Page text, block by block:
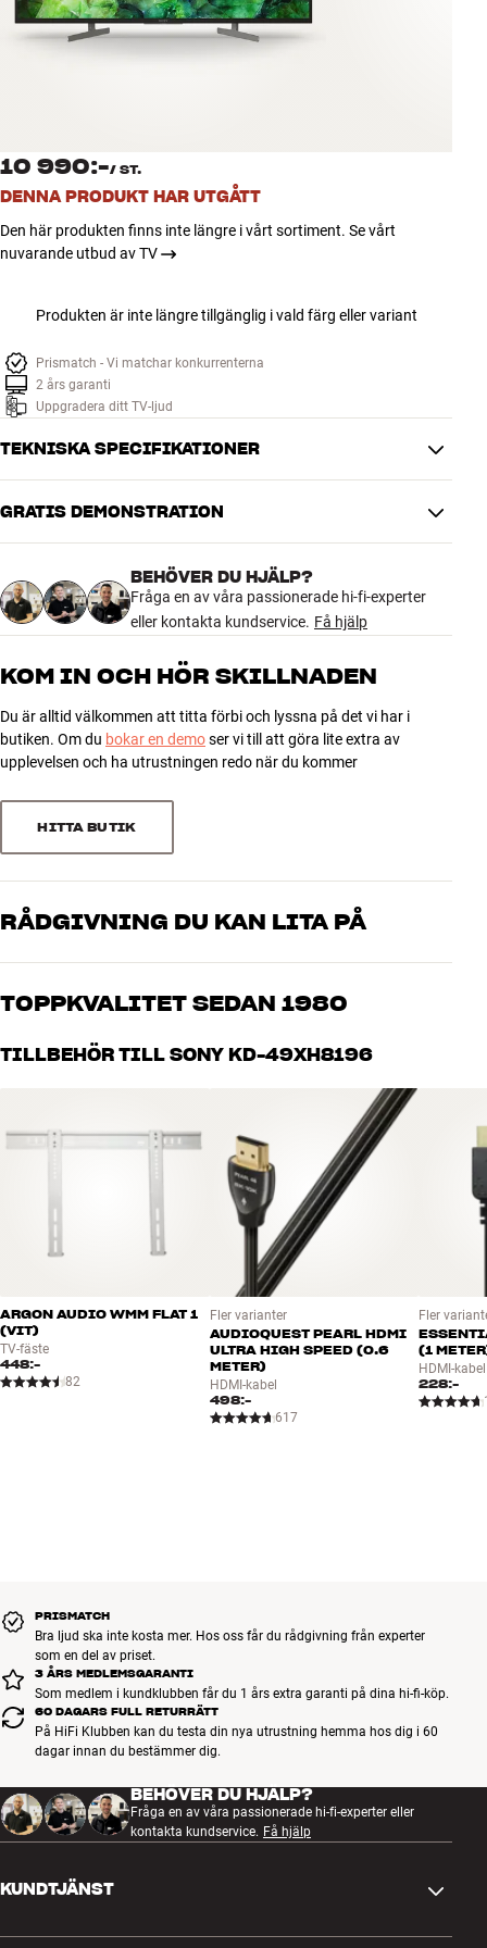
Tillbehör
ERBJUDANDEN
Kundtjänst
Kundtjänst
Bygg med ljud
Företag
10 990:-/ ST.
DENNA PRODUKT HAR UTGÅTT
Den här produkten finns inte längre i vårt sortiment. Se vårt
nuvarande utbud av TV
Produkten är inte längre tillgänglig i vald färg eller variant
Prismatch - Vi matchar konkurrenterna
2 års garanti
Uppgradera ditt TV-ljud
TEKNISKA SPECIFIKATIONER
ANSLUTNINGAR
Ljudingång
HDMI
Ingång (annat)
CI-port, Ethernet, Antenn, USB A
Trådlös överföring
Bluetooth in, Wifi, Bluetooth-
Bildingång
HDMI
ENERGI
Strömförbrukning i standby
0,5 watt
Vikt emballage (kg)
15,6
GRATIS DEMONSTRATION
BEHÖVER DU HJÄLP?
Fråga en av våra passionerade hi-fi-experter
eller kontakta kundservice. Få hjälp
KOM IN OCH HÖR SKILLNADEN
Du är alltid välkommen att titta förbi och lyssna på det vi har i
butiken. Om du bokar en demoser vi till att göra lite extra av
upplevelsen och ha utrustningen redo när du kommer
HITTA BUTIK
RÅDGIVNING DU KAN LITA PÅ
Våra medarbetare är riktiga entusiaster som kan produkterna och
vad du drömmer om, så hjälper vi dig att hitta den lösning som
TOPPKVALITET SEDAN 1980
Alla HiFi Klubbens produkter för musik, hemmabio och TV är
noggrant utvalda och byggda för att hålla i många år. Bra för både
TILLBEHÖR TILL SONY KD-49XH8196
ARGON AUDIO WMM FLAT 1
(VIT)
TV-fäste
448:-
82
Fler varianter
AUDIOQUEST PEARL HDMI
ULTRA HIGH SPEED (0.6
METER)
HDMI-kabel
498:-
617
Fler
(1
HDMI-kabel
228:-
PRISMATCH
Bra ljud ska inte kosta mer. Hos oss får du rådgivning från experter
som en del av priset.
3 ÅRS MEDLEMSGARANTI
Som medlem i kundklubben får du 1 års extra garanti på dina hi-fi-köp.
60 DAGARS FULL RETURRÄTT
På HiFi Klubben kan du testa din nya utrustning hemma hos dig i 60
dagar innan du bestämmer dig.
BEHÖVER DU HJÄLP?
Fråga en av våra passionerade hi-fi-experter eller
kontakta kundservice. Få hjälp
KUNDTJÄNST